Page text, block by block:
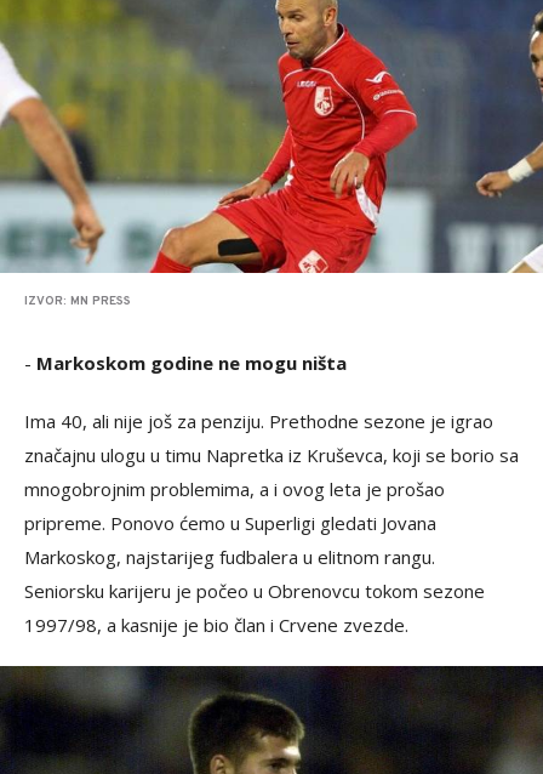
IZVOR: MN PRESS
- Markoskom godine ne mogu ništa
Ima 40, ali nije još za penziju. Prethodne sezone je igrao
značajnu ulogu u timu Napretka iz Kruševca, koji se borio sa
mnogobrojnim problemima, a i ovog leta je prošao
pripreme. Ponovo ćemo u Superligi gledati Jovana
Markoskog, najstarijeg fudbalera u elitnom rangu.
Seniorsku karijeru je počeo u Obrenovcu tokom sezone
1997/98, a kasnije je bio član i Crvene zvezde.